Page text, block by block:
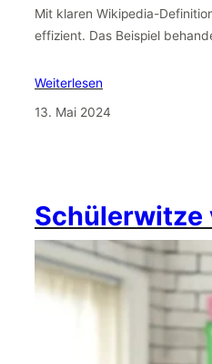
Mit klaren Wikipedia-
effizient. Das Beispiel
Weiterlesen
13. Mai 2024
Schülerwitze